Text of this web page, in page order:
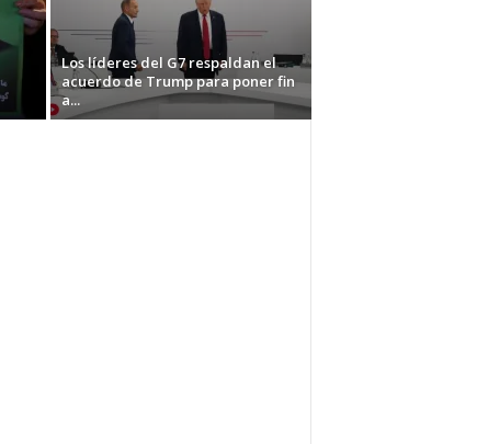
Los líderes del G7 respaldan el
acuerdo de Trump para poner fin
a...